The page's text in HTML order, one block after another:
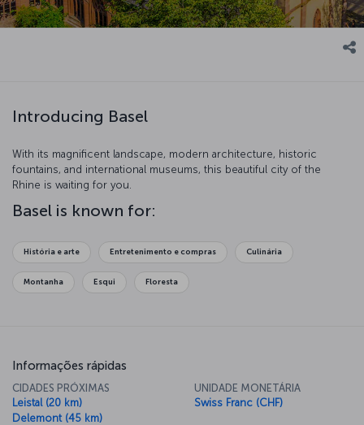
Introducing Basel
With its magnificent landscape, modern architecture, historic
fountains, and international museums, this beautiful city of the
Rhine is waiting for you.
Basel is known for:
História e arte Entretenimento e compras Culinária
Montanha Esqui Floresta
Informações rápidas
CIDADES PRÓXIMAS
Leistal (20 km)
Delemont (45 km)
UNIDADE MONETÁRIA
Swiss Franc (CHF)